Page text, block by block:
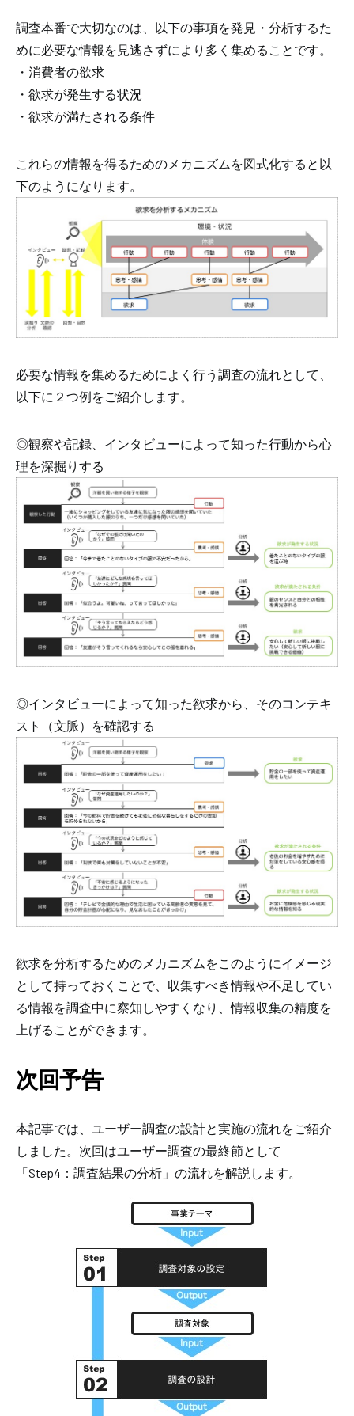
調査本番で大切なのは、以下の事項を発見・分析するた
めに必要な情報を見逃さずにより多く集めることです。
・消費者の欲求
・欲求が発生する状況
・欲求が満たされる条件
これらの情報を得るためのメカニズムを図式化すると以
下のようになります。
必要な情報を集めるためによく行う調査の流れとして、
以下に２つ例をご紹介します。
◎観察や記録、インタビューによって知った行動から心
理を深掘りする
◎インタビューによって知った欲求から、そのコンテキ
スト（文脈）を確認する
欲求を分析するためのメカニズムをこのようにイメージ
として持っておくことで、収集すべき情報や不足してい
る情報を調査中に察知しやすくなり、情報収集の精度を
上げることができます。
次回予告
本記事では、ユーザー調査の設計と実施の流れをご紹介
しました。次回はユーザー調査の最終節として
「Step4：調査結果の分析」の流れを解説します。